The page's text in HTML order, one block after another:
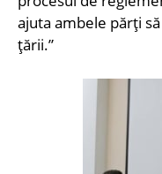
ajuta ambele părți
țării.”